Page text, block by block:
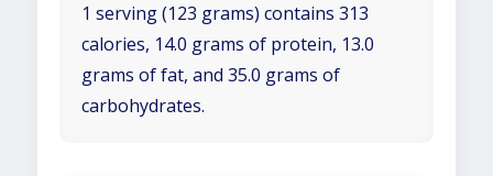
1 serving (123 grams) contains 313
calories, 14.0 grams of protein, 13.0
grams of fat, and 35.0 grams of
carbohydrates.